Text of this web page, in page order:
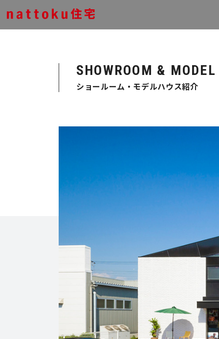
SHOWROOM & MODEL
ショールーム・モデルハウス紹介